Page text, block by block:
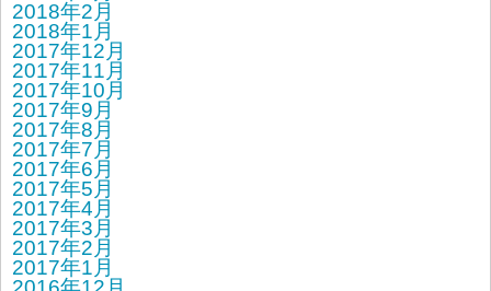
2018年2月
2018年1月
2017年12月
2017年11月
2017年10月
2017年9月
2017年8月
2017年7月
2017年6月
2017年5月
2017年4月
2017年3月
2017年2月
2017年1月